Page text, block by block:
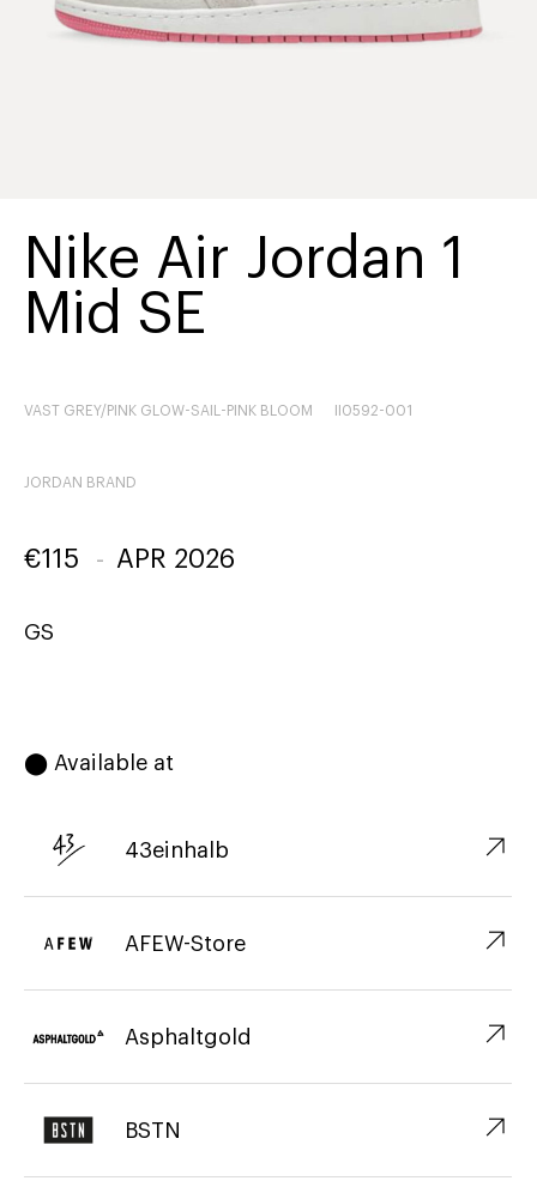
Nike Air Jordan 1
Mid SE
VAST GREY/PINK GLOW-SAIL-PINK BLOOM II0592-001
JORDAN BRAND
€115 - APR 2026
GS
⬤ Available at
43einhalb ↗︎
AFEW-Store ↗︎
Asphaltgold ↗︎
BSTN ↗︎